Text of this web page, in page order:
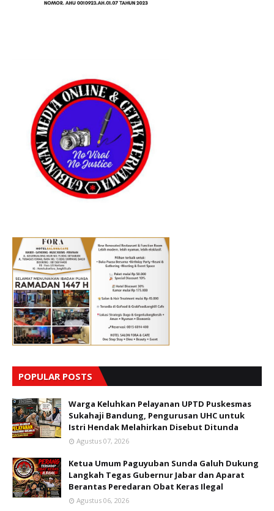
POPULAR POSTS
Warga Keluhkan Pelayanan UPTD Puskesmas
Sukahaji Bandung, Pengurusan UHC untuk
Istri Hendak Melahirkan Disebut Ditunda
Agustus 07, 2026
Ketua Umum Paguyuban Sunda Galuh Dukung
Langkah Tegas Gubernur Jabar dan Aparat
Berantas Peredaran Obat Keras Ilegal
Agustus 06, 2026